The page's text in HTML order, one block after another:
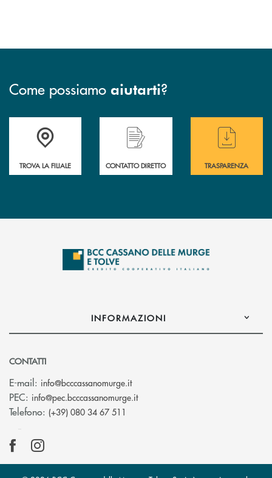
Come possiamo aiutarti?
Accedi all' elenco completo delle filiali
TROVA LA FILIALE
Hai bisogno di assistenza immediata ?
CONTATTO DIRETTO
Hai bisogno di
TRASPARENZA
INFORMAZIONI
CONTATTI
E-mail: info@bcccassanomurge.it(si apre l’app di posta elettronica)
PEC: info@pec.bcccassanomurge.it(si apre l’app di posta
Telefono: (+39) 080 34 67 511